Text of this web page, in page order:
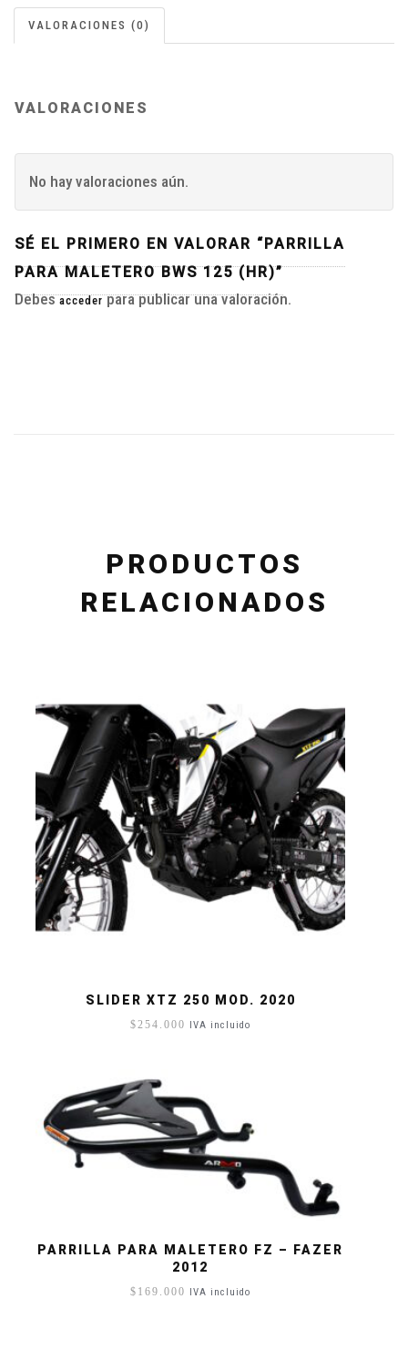
VALORACIONES (0)
VALORACIONES
No hay valoraciones aún.
SÉ EL PRIMERO EN VALORAR “PARRILLA
PARA MALETERO BWS 125 (HR)”
Debesaccederpara publicar una valoración.
PRODUCTOS
RELACIONADOS
SLIDER XTZ 250 MOD. 2020
$254.000 IVA incluido
PARRILLA PARA MALETERO FZ – FAZER
2012
$ 169.000 IVA incluido